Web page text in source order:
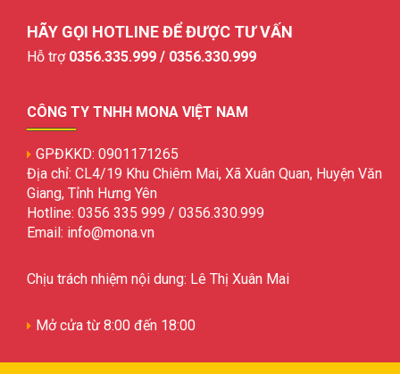
HÃY GỌI HOTLINE ĐỂ ĐƯỢC TƯ VẤN
Hỗ trợ 0356.335.999 / 0356.330.999
CÔNG TY TNHH MONA VIỆT NAM
GPĐKKD: 0901171265
Địa chỉ: CL4/19 Khu Chiêm Mai, Xã Xuân Quan, Huyện Văn
Giang, Tỉnh Hưng Yên
Hotline: 0356 335 999 / 0356.330.999
Email: info@mona.vn
Chịu trách nhiệm nội dung: Lê Thị Xuân Mai
Mở cửa từ 8:00 đến 18:00